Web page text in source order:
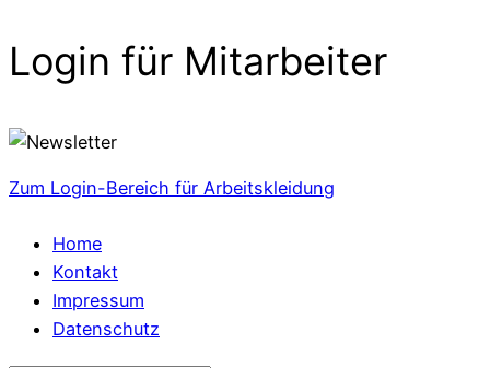
Login für Mitarbeiter
Zum Login-Bereich für Arbeitskleidung
Home
Kontakt
Impressum
Datenschutz